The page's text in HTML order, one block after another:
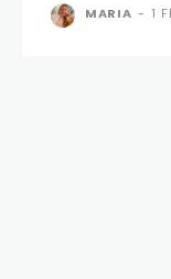
MARIA - 1